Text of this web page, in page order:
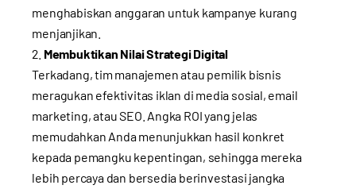
menghabiskan anggaran untuk kampanye kurang
menjanjikan.
Membuktikan Nilai Strategi Digital
Terkadang, tim manajemen atau pemilik bisnis
meragukan efektivitas iklan di media sosial, email
marketing, atau SEO. Angka ROI yang jelas
memudahkan Anda menunjukkan hasil konkret
kepada pemangku kepentingan, sehingga mereka
lebih percaya dan bersedia berinvestasi jangka